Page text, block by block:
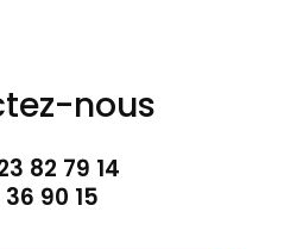
nous
82 79 14
90 15